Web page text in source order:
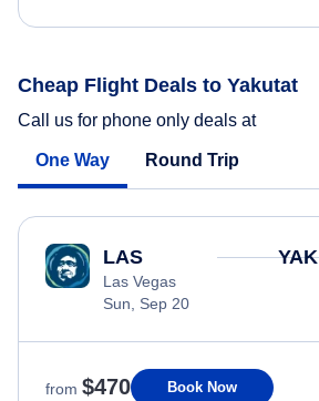
Cheap Flight Deals to Yakutat
Call us for phone only deals at
One Way Round Trip
LAS
Las Vegas
Sun, Sep 20
YAK
from $470 Book Now